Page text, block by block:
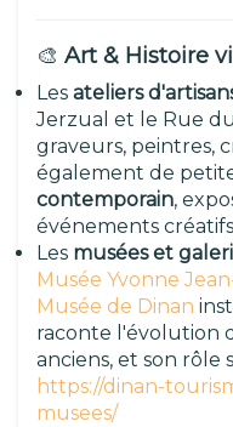
🎨 Art & Histoire
Les ateliers
Jerzual et le Rue
graveurs, peintres,
également de
contemporain,
événements
Les musées et
Musée Yvonne
Musée de Dinan
raconte l'évolution
anciens, et son
https://dinan-
musees/